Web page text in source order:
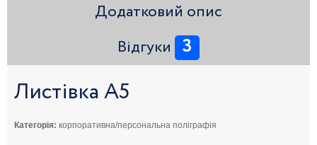
Додатковий опис
Відгуки 3
Листівка А5
Категорія: корпоративна/персональна поліграфія